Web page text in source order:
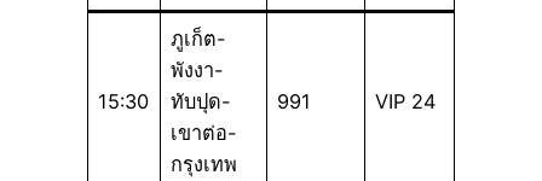
15:30
ภูเก็ต-
พังงา-
ทับปุด-
เขาต่อ-
กรุงเทพ
991 VIP 24